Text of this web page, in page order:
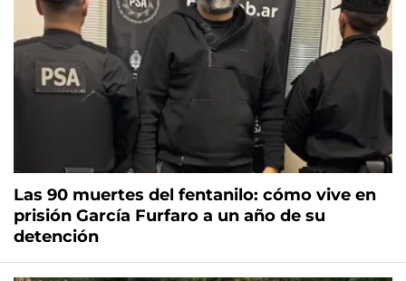
Las 90 muertes del fentanilo: cómo vive en
prisión García Furfaro a un año de su
detención